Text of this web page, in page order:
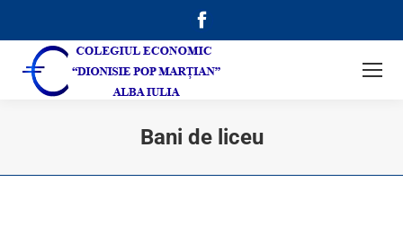
page
opens
window
Bani de liceu